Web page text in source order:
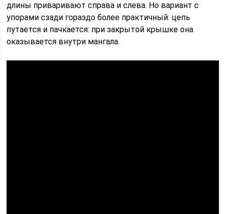
длины приваривают справа и слева. Но вариант с
упорами сзади гораздо более практичный: цепь
путается и пачкается: при закрытой крышке она
оказывается внутри мангала.